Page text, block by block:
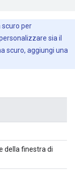
scuro per
sia il
scuro, aggiungi una
della finestra di